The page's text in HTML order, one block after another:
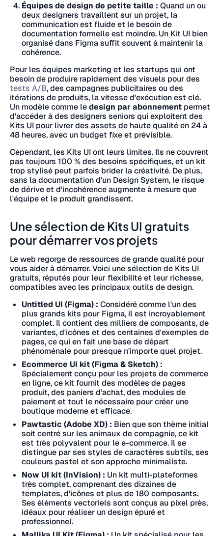
Équipes de design de petite taille : Quand un ou
deux designers travaillent sur un projet, la
communication est fluide et le besoin de
documentation formelle est moindre. Un Kit UI bien
organisé dans Figma suffit souvent à maintenir la
cohérence.
Pour les équipes marketing et les startups qui ont
besoin de produire rapidement des visuels pour des
tests A/B, des campagnes publicitaires ou des
itérations de produits, la vitesse d'exécution est clé.
Un modèle comme ledesign par abonnement permet
d'accéder à des designers seniors qui exploitent des
Kits UI pour livrer des assets de haute qualité en 24 à
48 heures, avec un budget fixe et prévisible.
Cependant, les Kits UI ont leurs limites. Ils ne couvrent
pas toujours 100 % des besoins spécifiques, et un kit
trop stylisé peut parfois brider la créativité. De plus,
sans la documentation d'un Design System, le risque
de dérive et d'incohérence augmente à mesure que
l'équipe et le produit grandissent.
Une sélection de Kits UI gratuits
pour démarrer vos projets
Le web regorge de ressources de grande qualité pour
vous aider à démarrer. Voici une sélection de Kits UI
gratuits, réputés pour leur flexibilité et leur richesse,
compatibles avec les principaux outils de design.
Untitled UI (Figma) : Considéré comme l'un des
plus grands kits pour Figma, il est incroyablement
complet. Il contient des milliers de composants, de
variantes, d'icônes et des centaines d'exemples de
pages, ce qui en fait une base de départ
phénoménale pour presque n'importe quel projet.
Ecommerce UI kit (Figma & Sketch) :
Spécialement conçu pour les projets de commerce
en ligne, ce kit fournit des modèles de pages
produit, des paniers d'achat, des modules de
paiement et tout le nécessaire pour créer une
boutique moderne et efficace.
Pawtastic (Adobe XD) : Bien que son thème initial
soit centré sur les animaux de compagnie, ce kit
est très polyvalent pour le e-commerce. Il se
distingue par ses styles de caractères subtils, ses
couleurs pastel et son approche minimaliste.
Now UI kit (InVision) : Un kit multi-plateformes
très complet, comprenant des dizaines de
templates, d'icônes et plus de 180 composants.
Ses éléments vectoriels sont conçus au pixel près,
idéaux pour réaliser un design épuré et
professionnel.